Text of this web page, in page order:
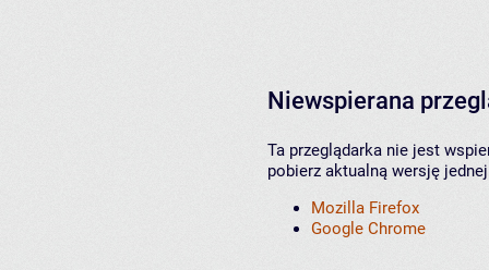
Niewspierana
Ta przeglądarka nie jest
pobierz aktualną wersję
Mozilla Firefox
Google Chrome